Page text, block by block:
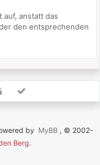
anstatt das
den entsprechenden
by MyBB , © 2002-
Berg.